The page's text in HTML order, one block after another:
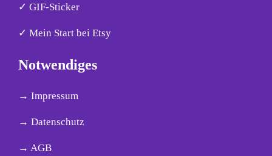
✓ GIF-Sticker
✓ Mein Start bei Etsy
Notwendiges
→ Impressum
→ Datenschutz
→ AGB